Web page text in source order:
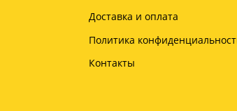
Доставка и оплата
Политика
Контакты